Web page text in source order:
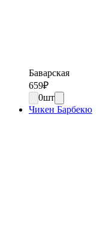
Баварская
659₽
0шт
Чикен Барбекю